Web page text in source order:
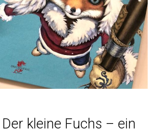
kleine Fuchs – ein